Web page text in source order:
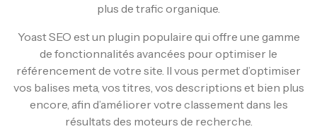
plus de trafic organique.
Yoast SEO est un plugin populaire qui offre une gamme
de fonctionnalités avancées pour optimiser le
référencement de votre site. Il vous permet d’optimiser
vos balises meta, vos titres, vos descriptions et bien plus
encore, afin d’améliorer votre classement dans les
résultats des moteurs de recherche.